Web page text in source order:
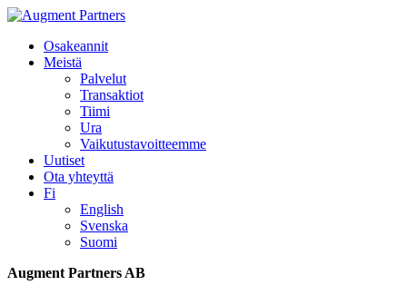
Osakeannit
Meistä
Palvelut
Transaktiot
Tiimi
Ura
Vaikutustavoitteemme
Uutiset
Ota yhteyttä
Fi
English
Svenska
Suomi
Augment Partners AB